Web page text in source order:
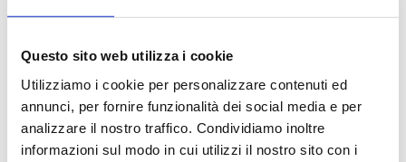
Questo sito web utilizza i cookie
Utilizziamo i cookie per personalizzare contenuti ed
annunci, per fornire funzionalità dei social media e per
analizzare il nostro traffico. Condividiamo inoltre
informazioni sul modo in cui utilizzi il nostro sito con i
Beschreibung
Dokumentation